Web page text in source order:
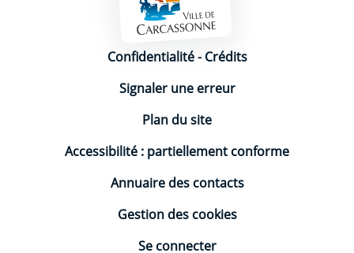
Mentions légales
Confidentialité-Crédits
Signaler une erreur
Plan du site
Accessibilité : partiellement conforme
Annuaire des contacts
Gestion des cookies
Se connecter